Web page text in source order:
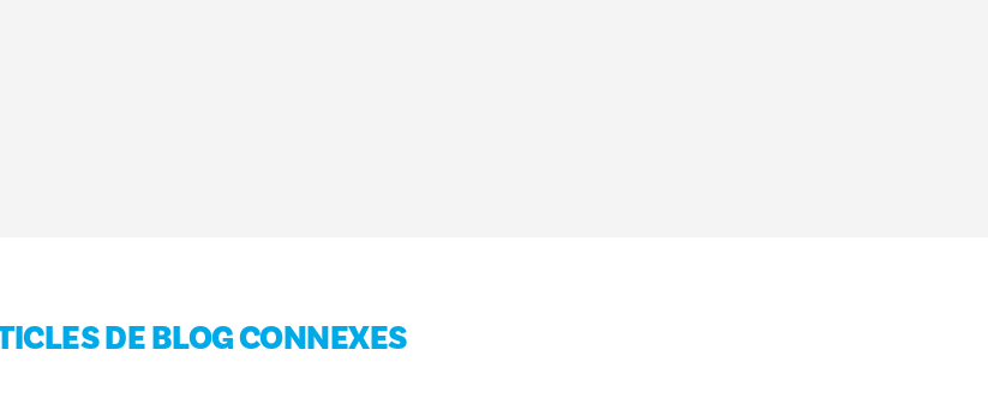
DE BLOG CONNEXES